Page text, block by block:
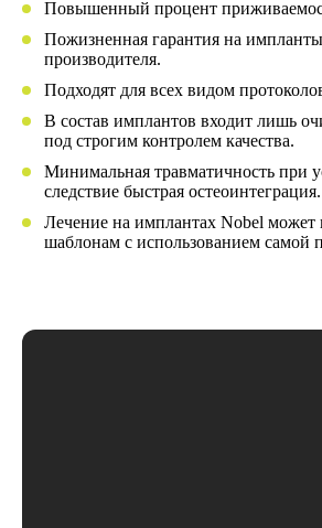
Повышенный процент
Пожизненная гарантия на
производителя.
Подходят для всех видом
В состав имплантов входит лишь
под строгим контролем качества.
Минимальная травматичность при
следствие быстрая остеоинтеграция.
Лечение на имплантах Nobel может
шаблонам с использованием самой